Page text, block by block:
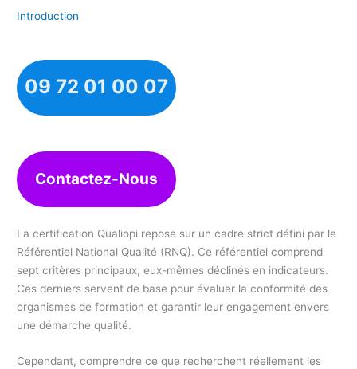
Introduction
09 72 01 00 07
Contactez-Nous
La certification Qualiopi repose sur un cadre strict défini par le
Référentiel National Qualité (RNQ). Ce référentiel comprend
sept critères principaux, eux-mêmes déclinés en indicateurs.
Ces derniers servent de base pour évaluer la conformité des
organismes de formation et garantir leur engagement envers
une démarche qualité.
Cependant, comprendre ce que recherchent réellement les